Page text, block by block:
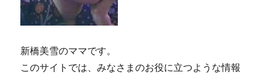
新橋美雪のママです。
このサイトでは、みなさまのお役に立つような情報